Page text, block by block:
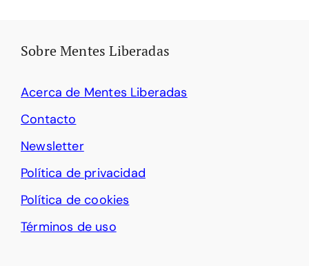
Sobre Mentes Liberadas
Acerca de Mentes Liberadas
Contacto
Newsletter
Política de privacidad
Política de cookies
Términos de uso